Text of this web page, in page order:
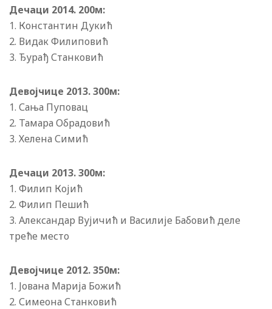
Дечаци 2014. 200м:
1. Константин Дукић
2. Видак Филиповић
3. Ђурађ Станковић
Девоjчице 2013. 300м:
1. Сања Пуповац
2. Тамара Обрадовић
3. Хелена Симић
Дечаци 2013. 300м:
1. Филип Коjић
2. Филип Пешић
3. Александар Вуjичић и Василиjе Бабовић деле
треће место
Девоjчице 2012. 350м:
1. Jована Мариjа Божић
2. Симеона Станковић